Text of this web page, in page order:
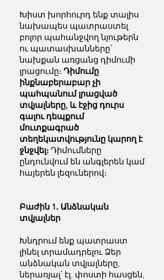
Խիստ խորհուրդ ենք տալիս
նախապես պատրաստել
բոլոր պահանջվող նյութերն
ու պատասխանները՝
նախքան առցանց դիմումի
լրացումը։ Դիմումը
ինքնաբերաբար չի
պահպանում լրացված
տվյալները, և էջից դուրս
գալու դեպքում
մուտքագրած
տեղեկատվությունը կարող է
ջնջվել։ Դիմումները
ընդունվում են անգլերեն կամ
հայերեն լեզուներով։
Բաժին 1․ Անձնական
տվյալներ
Խնդրում ենք պատրաստ
լինել տրամադրելու Ձեր
անձնական տվյալները,
ներառյալ՝ էլ. փոստի հասցեն,